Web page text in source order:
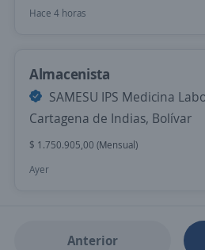
Hace 4 horas
Almacenista
SAMESU IPS Medicina
Cartagena de Indias, Bolívar
$ 1.750.905,00 (Mensual)
Ayer
Anterior